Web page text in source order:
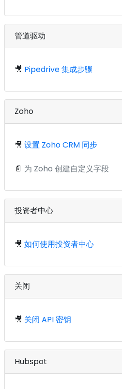
管道驱动
🎥 Pipedrive 集成步骤
Zoho
🎥 设置 Zoho CRM 同步
📄 为 Zoho 创建自定义字段
投资者中心
🎥 如何使用投资者中心
关闭
🎥 关闭 API 密钥
Hubspot